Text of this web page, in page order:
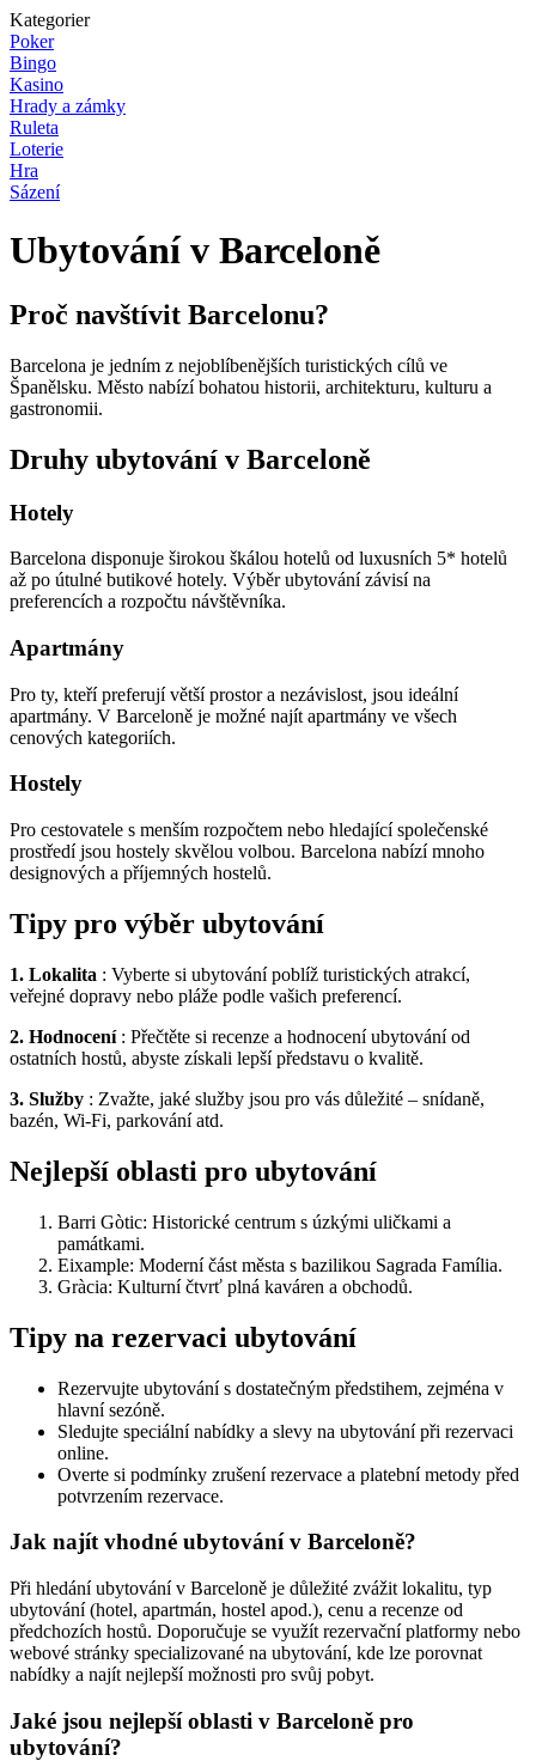
Kategorier
Poker
Bingo
Kasino
Hrady a zámky
Ruleta
Loterie
Hra
Sázení
Ubytování v Barceloně
Proč navštívit Barcelonu?
Barcelona je jedním z nejoblíbenějších turistických cílů ve
Španělsku. Město nabízí bohatou historii, architekturu, kulturu a
gastronomii.
Druhy ubytování v Barceloně
Hotely
Barcelona disponuje širokou škálou hotelů od luxusních 5* hotelů
až po útulné butikové hotely. Výběr ubytování závisí na
preferencích a rozpočtu návštěvníka.
Apartmány
Pro ty, kteří preferují větší prostor a nezávislost, jsou ideální
apartmány. V Barceloně je možné najít apartmány ve všech
cenových kategoriích.
Hostely
Pro cestovatele s menším rozpočtem nebo hledající společenské
prostředí jsou hostely skvělou volbou. Barcelona nabízí mnoho
designových a příjemných hostelů.
Tipy pro výběr ubytování
1. Lokalita : Vyberte si ubytování poblíž turistických atrakcí,
veřejné dopravy nebo pláže podle vašich preferencí.
2. Hodnocení: Přečtěte si recenze a hodnocení ubytování od
ostatních hostů, abyste získali lepší představu o kvalitě.
3. Služby : Zvažte, jaké služby jsou pro vás důležité – snídaně,
bazén, Wi-Fi, parkování atd.
Nejlepší oblasti pro ubytování
Barri Gòtic: Historické centrum s úzkými uličkami a
památkami.
Eixample: Moderní část města s bazilikou Sagrada Família.
Gràcia: Kulturní čtvrť plná kaváren a obchodů.
Tipy na rezervaci ubytování
Rezervujte ubytování s dostatečným předstihem, zejména v
hlavní sezóně.
Sledujte speciální nabídky a slevy na ubytování při rezervaci
online.
Overte si podmínky zrušení rezervace a platební metody před
potvrzením rezervace.
Jak najít vhodné ubytování v Barceloně?
Při hledání ubytování v Barceloně je důležité zvážit lokalitu, typ
ubytování (hotel, apartmán, hostel apod.), cenu a recenze od
předchozích hostů. Doporučuje se využít rezervační platformy nebo
webové stránky specializované na ubytování, kde lze porovnat
nabídky a najít nejlepší možnosti pro svůj pobyt.
Jaké jsou nejlepší oblasti v Barceloně pro
ubytování?